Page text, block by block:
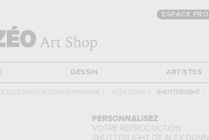
ESPACE PRO
DESSIN ARTISTES
ILLUSTRATION CONTEMPORAINE › ALEX DUNN › SHUTTERLIGHT ›
PERSONNALISEZ
VOTRE REPRODUCTION
SHUTTERLIGHT
DE ALEX DUNN